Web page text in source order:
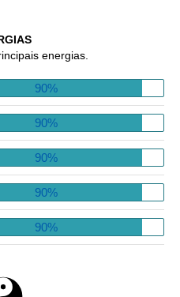
energias.
90%
90%
90%
90%
90%